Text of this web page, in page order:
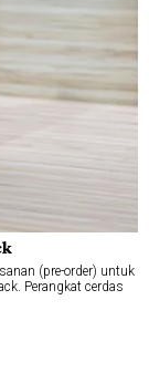
(pre-order) untuk
Perangkat cerdas